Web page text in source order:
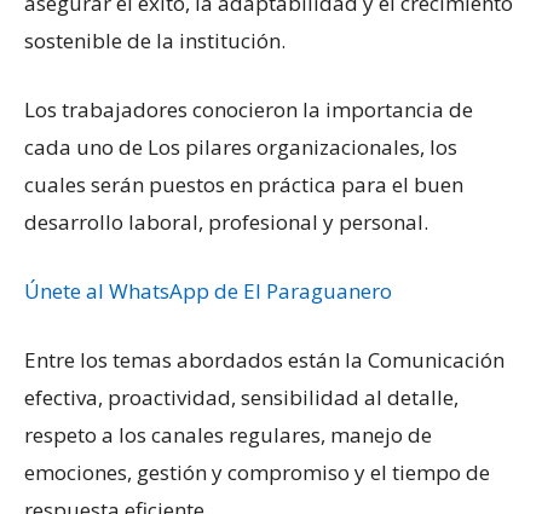
sostenible de la institución.
Los trabajadores conocieron la importancia de
cada uno de Los pilares organizacionales, los
cuales serán puestos en práctica para el buen
desarrollo laboral, profesional y personal.
Únete al WhatsApp de El Paraguanero
Entre los temas abordados están la Comunicación
efectiva, proactividad, sensibilidad al detalle,
respeto a los canales regulares, manejo de
emociones, gestión y compromiso y el tiempo de